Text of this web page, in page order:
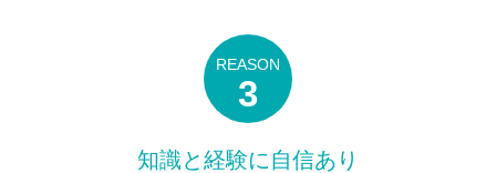
知識と経験に自信あり